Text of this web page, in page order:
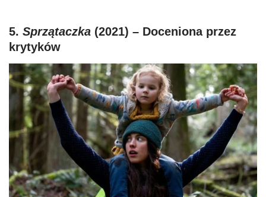
5. Sprzątaczka (2021) – Doceniona przez
krytyków